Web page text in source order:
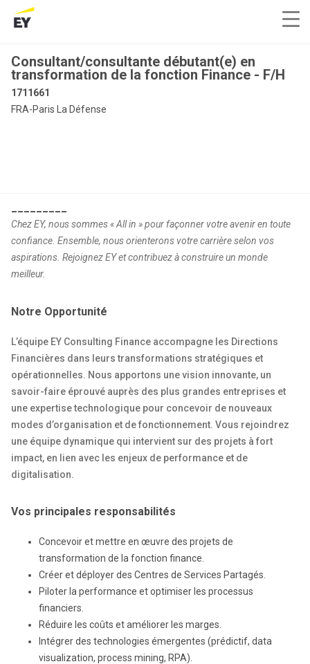
Consultant/consultante débutant(e) en
transformation de la fonction Finance - F/H
1711661
FRA-Paris La Défense
Chez EY, nous sommes « All in » pour façonner votre avenir en toute
confiance. Ensemble, nous orienterons votre carrière selon vos
aspirations. Rejoignez EY et contribuez à construire un monde
meilleur.
Notre Opportunité
L’équipe EY Consulting Finance accompagne les Directions
Financières dans leurs transformations stratégiques et
opérationnelles. Nous apportons une vision innovante, un
savoir-faire éprouvé auprès des plus grandes entreprises et
une expertise technologique pour concevoir de nouveaux
modes d’organisation et de fonctionnement. Vous rejoindrez
une équipe dynamique qui intervient sur des projets à fort
impact, en lien avec les enjeux de performance et de
digitalisation.
Vos principales responsabilités
Concevoir et mettre en œuvre des projets de
transformation de la fonction finance.
Créer et déployer des Centres de Services Partagés.
Piloter la performance et optimiser les processus
financiers.
Réduire les coûts et améliorer les marges.
Intégrer des technologies émergentes (prédictif, data
visualization, process mining, RPA).